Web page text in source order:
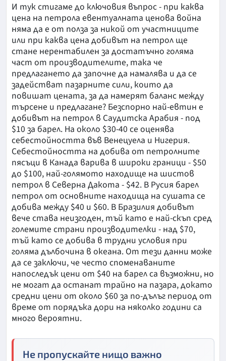
И тук стигаме до ключовия въпрос - при каква
цена на петрола евентуалната ценова война
няма да е от полза за никой от участниците
или при каква цена добивът на петрол ще
стане нерентабилен за достатъчно голяма
част от производителите, така че
предлагането да започне да намалява и да се
задействат пазарните сили, които да
повишат цената, за да намерят баланс между
търсене и предлагане? Безспорно най-евтин е
добивът на петрол в Саудитска Арабия - под
$10 за барел. На около $30-40 се оценява
себестойността във Венецуела и Нигерия.
Себестойността на добива от петролните
пясъци в Канада варива в широки граници - $50
до $100, най-голямото находище на шистов
петрол в Северна Дакота - $42. В Русия барел
петрол от основните находища на сушата се
добива между $40 и $60. В Бразилия добивът
вече става неизгоден, тъй като е най-скъп сред
големите страни производителки - над $70,
тъй като се добива в трудни условия при
голяма дълбочина в океана. От тези данни може
да се заключи, че често споменаваните
напоследък цени от $40 на барел са възможни, но
не могат да останат трайно на пазара, докато
средни цени от около $60 за по-дълъг период от
време от порядъка дори на няколко години са
много вероятни.
Не пропускайте нищо важно